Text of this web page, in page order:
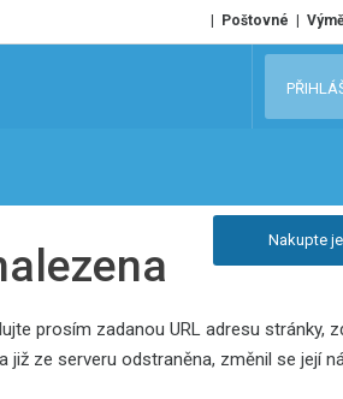
Poštovné
e
a
Nakupte
prosím zadanou URL adresu stránky,
ze serveru odstraněna, změnil se její